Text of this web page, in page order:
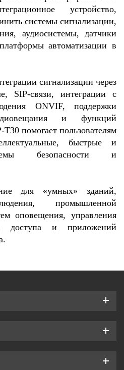
устройство,
системы сигнализации,
аудиосистемы, датчики
автоматизации в
сигнализации через
SIP-связи, интеграции с
ONVIF, поддержки
и функций
T30 помогает пользователям
быстрые и
безопасности и
для «умных» зданий,
промышленной
оповещения, управления
доступа и приложений